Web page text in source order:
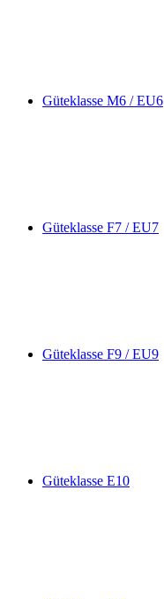
Güteklasse M6 / EU6
Güteklasse F7 / EU7
Güteklasse F9 / EU9
Güteklasse E10